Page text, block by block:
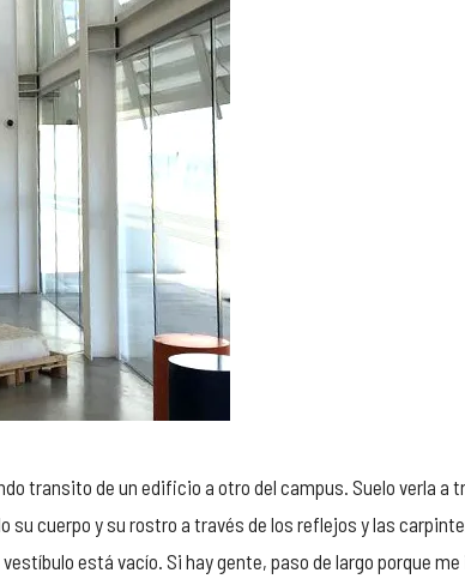
transito de un edificio a otro del campus. Suelo verla a
cuerpo y su rostro a través de los reflejos y las
está vacío. Si hay gente, paso de largo porque